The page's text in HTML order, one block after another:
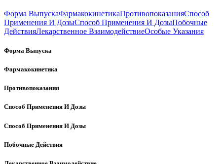
Форма ВыпускаФармакокинетикаПротивопоказанияСпособ
Применения И ДозыСпособ Применения И ДозыПобочные
ДействияЛекарственное ВзаимодействиеОсобые Указания
Форма Выпуска
Фармакокинетика
Противопоказания
Способ Применения И Дозы
Способ Применения И Дозы
Побочные Действия